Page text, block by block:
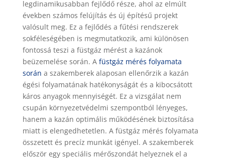
legdinamikusabban fejlődő része, ahol az elmúlt
években számos felújítás és új építésű projekt
valósult meg. Ez a fejlődés a fűtési rendszerek
sokféleségében is megmutatkozik, ami különösen
fontossá teszi a füstgáz mérést a kazánok
beüzemelése során. A füstgáz mérés folyamata
során a szakemberek alaposan ellenőrzik a kazán
égési folyamatának hatékonyságát és a kibocsátott
káros anyagok mennyiségét. Ez a vizsgálat nem
csupán környezetvédelmi szempontból lényeges,
hanem a kazán optimális működésének biztosítása
miatt is elengedhetetlen. A füstgáz mérés folyamata
összetett és precíz munkát igényel. A szakemberek
először egy speciális mérőszondát helyeznek el a